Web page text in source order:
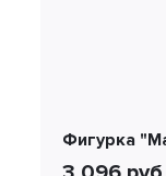
Фигурка